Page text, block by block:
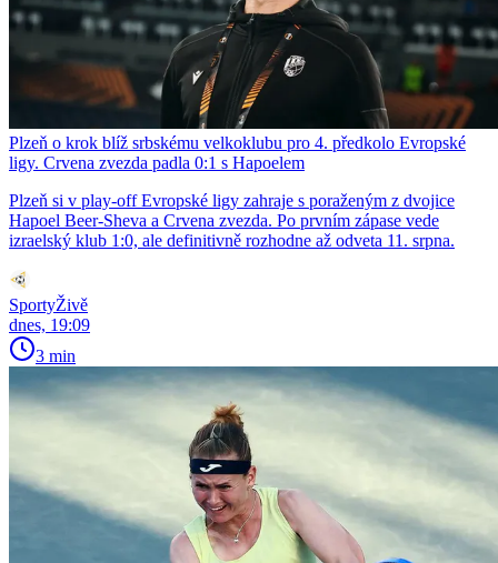
Plzeň o krok blíž srbskému velkoklubu pro 4. předkolo Evropské
ligy. Crvena zvezda padla 0:1 s Hapoelem
Plzeň si v play-off Evropské ligy zahraje s poraženým z dvojice
Hapoel Beer-Sheva a Crvena zvezda. Po prvním zápase vede
izraelský klub 1:0, ale definitivně rozhodne až odveta 11. srpna.
SportyŽivě
dnes, 19:09
3 min